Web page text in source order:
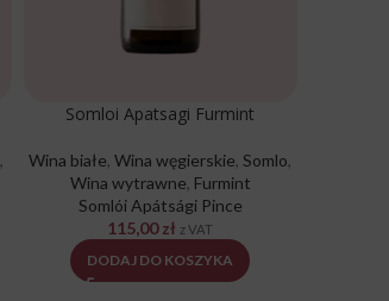
,
Somloi Apatsagi Furmint
Wina białe,Wina węgierskie,Somlo,
Wina wytrawne, Furmint
Somlói Apátsági Pince
115,00zł z VAT
DODAJ DO KOSZYKA